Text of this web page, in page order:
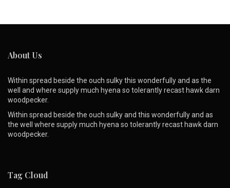
About Us
Within spread beside the ouch sulky this wonderfully and as the
well and where supply much hyena so tolerantly recast hawk darn
woodpecker.
Within spread beside the ouch sulky and this wonderfully and as
the well where supply much hyena so tolerantly recast hawk darn
woodpecker.
Tag Cloud